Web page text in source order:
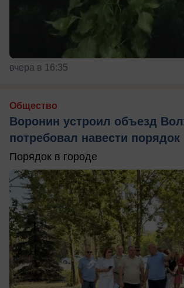
вчера в 16:35
Общество
Воронин устроил объезд
потребовал навести порядок
Порядок в городе